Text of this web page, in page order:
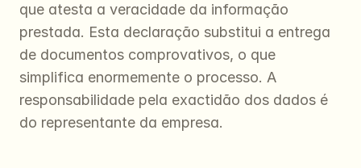
que atesta a veracidade da informação
prestada. Esta declaração substitui a entrega
de documentos comprovativos, o que
simplifica enormemente o processo. A
responsabilidade pela exactidão dos dados é
do representante da empresa.